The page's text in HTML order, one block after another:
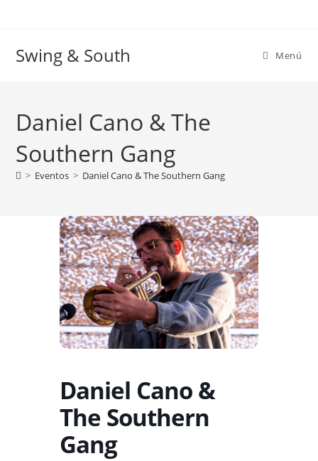
Swing & South Menú
Daniel Cano & The
Southern Gang
> Eventos > Daniel Cano & The Southern Gang
Daniel Cano &
The Southern
Gang